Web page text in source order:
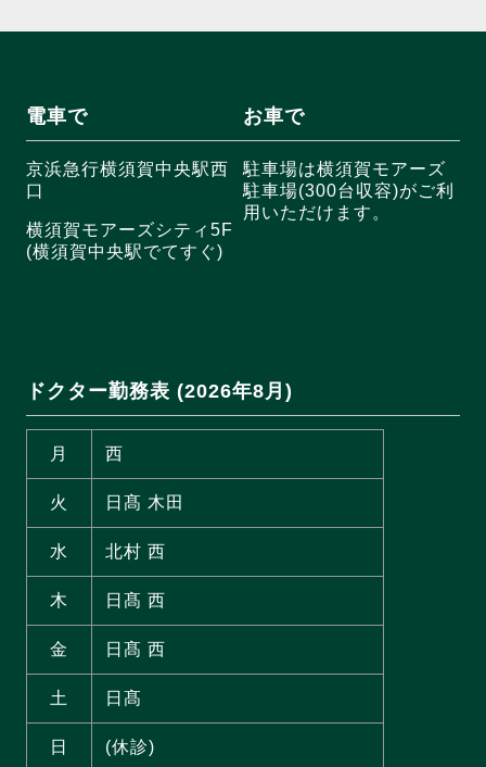
電車で
京浜急行横須賀中央駅西
口
横須賀モアーズシティ5F
(横須賀中央駅でてすぐ)
お車で
駐車場は横須賀モアーズ
駐車場(300台収容)がご利
用いただけます。
ドクター勤務表 (2026年8月)
月 西
火 日髙 木田
水 北村 西
木 日髙 西
金 日髙 西
土 日髙
日 (休診)